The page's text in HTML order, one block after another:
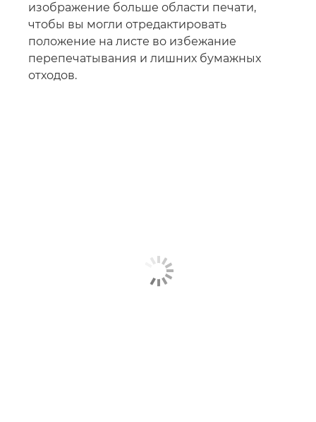
изображение больше области печати,
чтобы вы могли отредактировать
положение на листе во избежание
перепечатывания и лишних бумажных
отходов.